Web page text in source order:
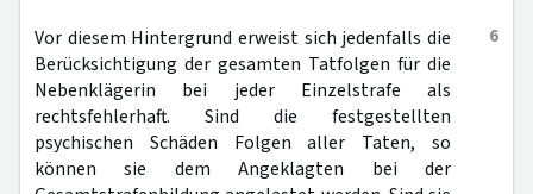
6
Vor diesem Hintergrund erweist sich jedenfalls die
Berücksichtigung der gesamten Tatfolgen für die
Nebenklägerin bei jeder Einzelstrafe als
rechtsfehlerhaft. Sind die festgestellten
psychischen Schäden Folgen aller Taten, so
können sie dem Angeklagten bei der